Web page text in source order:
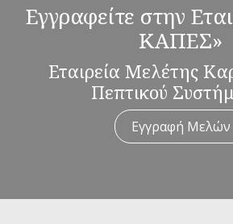
Εγγραφείτε στην
ΚΑΠΕΣ»
Εταιρεία Μελέτης
Πεπτικού
Εγγραφή Μελών